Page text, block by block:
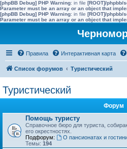
[phpBB Debug] PHP Warning: in file [ROOT]/phpbb/
Parameter must be an array or an object that
[phpBB Debug] PHP Warning: in file [ROOT]/phpbb/
Parameter must be an array or an object that
Правила Интерактивная карта
Список форумов Туристический
Туристический
Форум
Помощь туристу
Справочное бюро для туриста,
его окрестностях.
Подфорум:
О пансионатах и
Темы: 194